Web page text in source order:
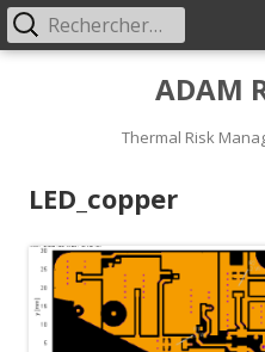
ADAM
Thermal Risk
Primary
LED_copper